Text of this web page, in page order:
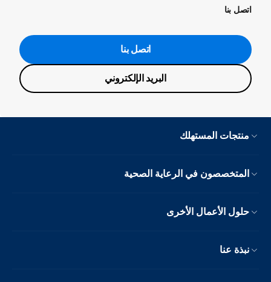
اتصل بنا
اتصل بنا
البريد الإلكتروني
منتجات المستهلك
المتخصصون في الرعاية الصحية
حلول الأعمال الأخرى
نبذة عنا